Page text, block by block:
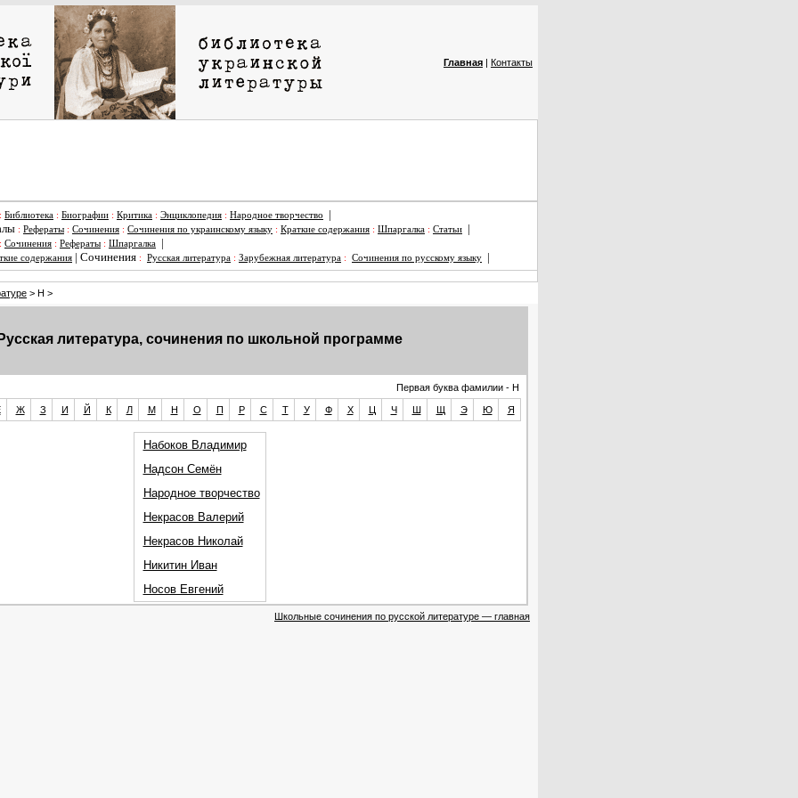
Главная | Контакты
: Библиотека : Биографии : Критика : Энциклопедия : Народное творчество
|
: Рефераты : Сочинения : Сочинения по украинскому языку : Краткие содержания : Шпаргалка : Статьи
|
: Сочинения : Рефераты : Шпаргалка
|
содержания | Сочинения : Русская литература : Зарубежная литература : Сочинения по русскому языку |
> Н >
Русская литература, сочинения по школьной программе
Первая буква фамилии - Н
Ж З И Й К Л М Н О П Р С Т У Ф Х Ц Ч Ш Щ Э Ю Я
Набоков Владимир
Надсон Семён
Народное творчество
Некрасов Валерий
Некрасов Николай
Никитин Иван
Носов Евгений
Школьные сочинения по русской литературе — главная